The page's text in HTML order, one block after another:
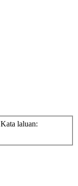
Kata laluan: